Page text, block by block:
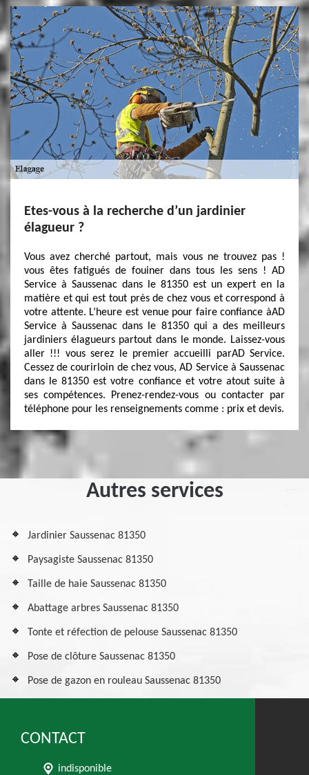
Etes-vous à la recherche d’un jardinier
élagueur ?
Vous avez cherché partout, mais vous ne trouvez pas !
vous êtes fatigués de fouiner dans tous les sens ! AD
Service à Saussenac dans le 81350 est un expert en la
matière et qui est tout près de chez vous et correspond à
votre attente. L’heure est venue pour faire confiance àAD
Service à Saussenac dans le 81350 qui a des meilleurs
jardiniers élagueurs partout dans le monde. Laissez-vous
aller !!! vous serez le premier accueilli parAD Service.
Cessez de courirloin de chez vous, AD Service à Saussenac
dans le 81350 est votre confiance et votre atout suite à
ses compétences. Prenez-rendez-vous ou contacter par
téléphone pour les renseignements comme : prix et devis.
Autres services
Jardinier Saussenac 81350
Paysagiste Saussenac 81350
Taille de haie Saussenac 81350
Abattage arbres Saussenac 81350
Tonte et réfection de pelouse Saussenac 81350
Pose de clôture Saussenac 81350
Pose de gazon en rouleau Saussenac 81350
CONTACT
indisponible